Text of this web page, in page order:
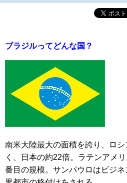
ブラジルってどんな国？
南米大陸最大の面積を誇り、ロ
く、日本の約22倍。ラテンアメ
番目の規模。サンパウロはビジ